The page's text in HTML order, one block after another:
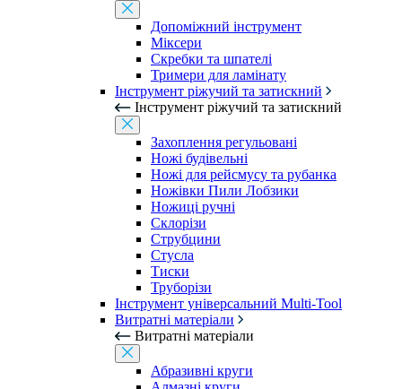
Допоміжний інструмент
Міксери
Скребки та шпателі
Тримери для ламінату
Інструмент ріжучий та затискний
Інструмент ріжучий та затискний
Захоплення регульовані
Ножі будівельні
Ножі для рейсмусу та рубанка
Ножівки Пили Лобзики
Ножиці ручні
Склорізи
Струбцини
Стусла
Тиски
Труборізи
Інструмент універсальний Multi-Tool
Витратні матеріали
Витратні матеріали
Абразивні круги